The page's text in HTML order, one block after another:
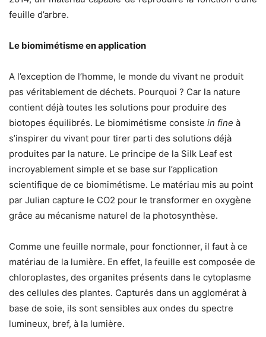
feuille d’arbre.
Le biomimétisme en application
A l’exception de l’homme, le monde du vivant ne produit
pas véritablement de déchets. Pourquoi ? Car la nature
contient déjà toutes les solutions pour produire des
biotopes équilibrés. Le biomimétisme consiste in fine à
s’inspirer du vivant pour tirer parti des solutions déjà
produites par la nature. Le principe de la Silk Leaf est
incroyablement simple et se base sur l’application
scientifique de ce biomimétisme. Le matériau mis au point
par Julian capture le CO2 pour le transformer en oxygène
grâce au mécanisme naturel de la photosynthèse.
Comme une feuille normale, pour fonctionner, il faut à ce
matériau de la lumière. En effet, la feuille est composée de
chloroplastes, des organites présents dans le cytoplasme
des cellules des plantes. Capturés dans un agglomérat à
base de soie, ils sont sensibles aux ondes du spectre
lumineux, bref, à la lumière.